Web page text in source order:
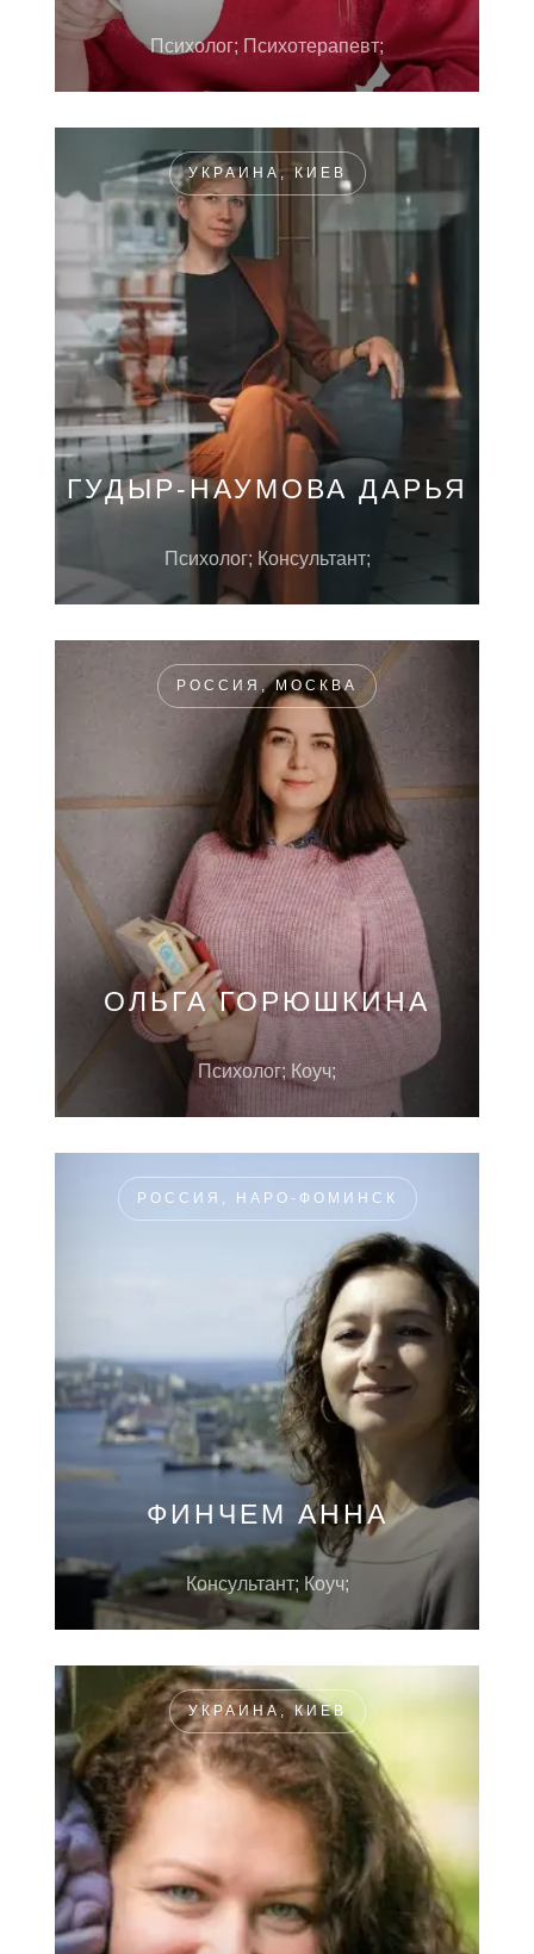
Психолог; Психотерапевт;
УКРАИНА, КИЕВ
ГУДЫР-НАУМОВА ДАРЬЯ
Психолог; Консультант;
РОССИЯ, МОСКВА
ОЛЬГА ГОРЮШКИНА
Психолог; Коуч;
РОССИЯ, НАРО-ФОМИНСК
ФИНЧЕМ АННА
Консультант; Коуч;
УКРАИНА, КИЕВ